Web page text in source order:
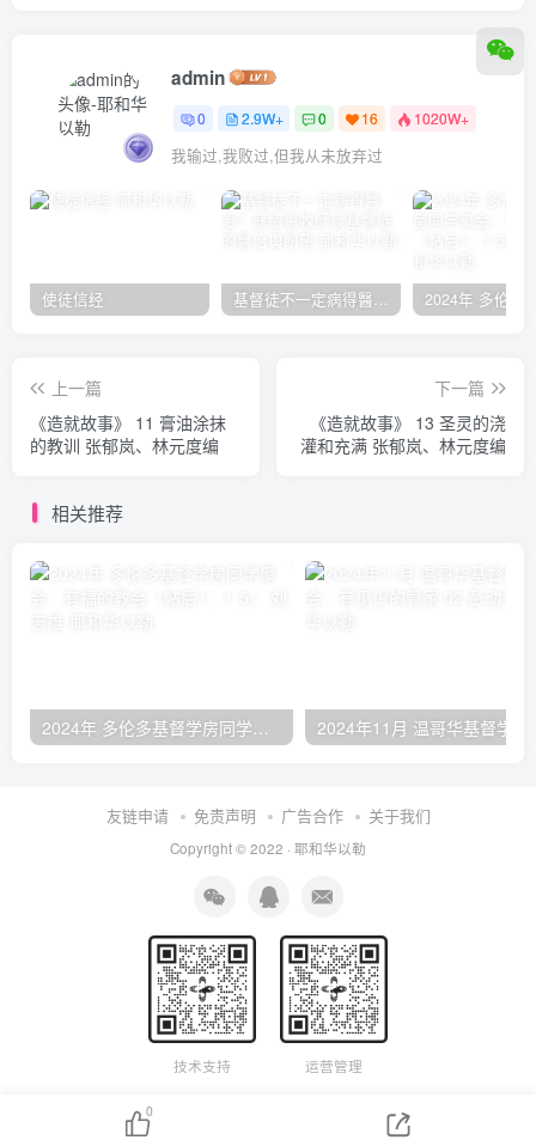
admin
0 2.9W+ 0 16 1020W+
我输过,我败过,但我从未放弃过
使徒信经 基督徒不一定病得醫治？寇紹恩牧師談基督徒的醫治與盼望
上一篇
《造就故事》 11 膏油涂抹
的教训 张郁岚、林元度编
下一篇
《造就故事》 13 圣灵的浇
灌和充满 张郁岚、林元度编
相关推荐
2024年 多伦多基督学房同学聚会：有福的教会（帖后1：1-5） 刘志雄
友链申请 免责声明 广告合作 关于我们
Copyright © 2022 · 耶和华以勒
技术支持 运营管理
0